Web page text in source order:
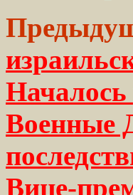
Началось
Военные
Вице-